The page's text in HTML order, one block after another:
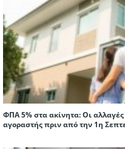
ΦΠΑ 5% στα ακίνητα: Οι
αγοραστής πριν από την 1η